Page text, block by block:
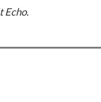
Echo.